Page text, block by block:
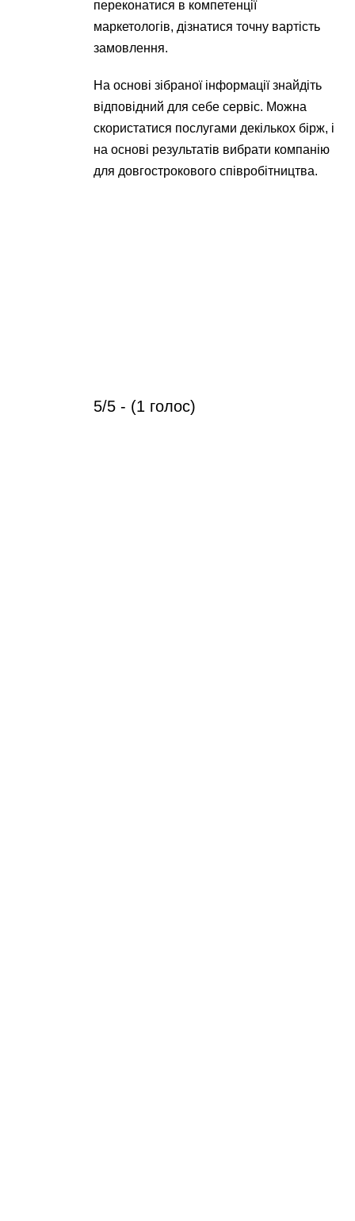
переконатися в компетенції
маркетологів, дізнатися точну вартість
замовлення.
На основі зібраної інформації знайдіть
відповідний для себе сервіс. Можна
скористатися послугами декількох бірж, і
на основі результатів вибрати компанію
для довгострокового співробітництва.
5/5 - (1 голос)